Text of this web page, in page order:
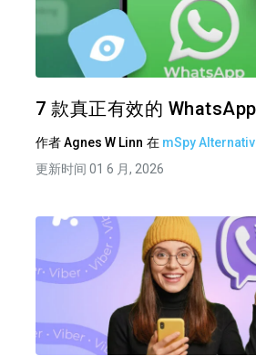
7 款真正有效的
作者Agnes W Linn 在 mSpy
更新时间 01 6 月, 2026